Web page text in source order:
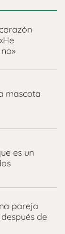
mascota
es un
pareja
de